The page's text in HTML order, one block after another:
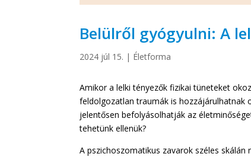
Belülről gyógyulni: A
2024 júl 15. | Életforma
Amikor a lelki tényezők fizikai tüneteket
feldolgozatlan traumák is hozzájárulhatnak
jelentősen befolyásolhatják az
tehetünk ellenük?
A pszichoszomatikus zavarok széles skálán